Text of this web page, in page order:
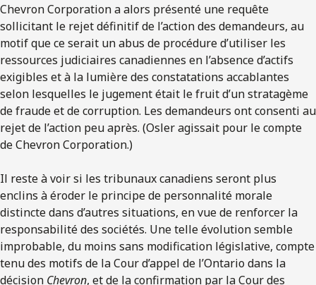
Chevron Corporation a alors présenté une requête
sollicitant le rejet définitif de l’action des demandeurs, au
motif que ce serait un abus de procédure d’utiliser les
ressources judiciaires canadiennes en l’absence d’actifs
exigibles et à la lumière des constatations accablantes
selon lesquelles le jugement était le fruit d’un stratagème
de fraude et de corruption. Les demandeurs ont consenti au
rejet de l’action peu après. (Osler agissait pour le compte
de Chevron Corporation.)
Il reste à voir si les tribunaux canadiens seront plus
enclins à éroder le principe de personnalité morale
distincte dans d’autres situations, en vue de renforcer la
responsabilité des sociétés. Une telle évolution semble
improbable, du moins sans modification législative, compte
tenu des motifs de la Cour d’appel de l’Ontario dans la
décision Chevron, et de la confirmation par la Cour des